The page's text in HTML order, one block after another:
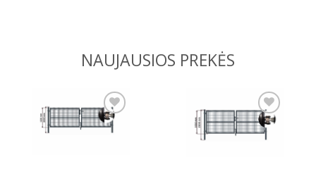
NAUJAUSIOS PREKĖS
Pridėti Pridėti